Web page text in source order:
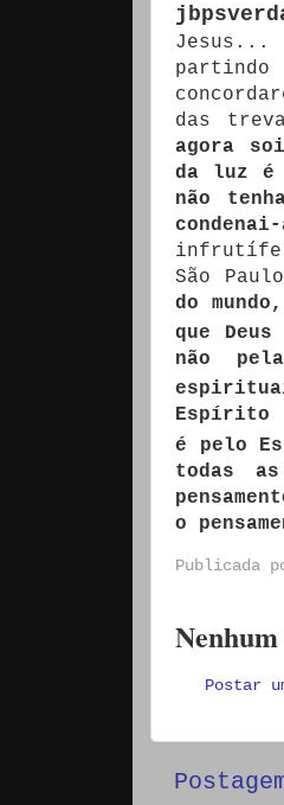
Jesus...
partindo
das
agora
da luz é
não
São
do
que
não
Espírito
é pelo
todas
o
Publicada
Postar